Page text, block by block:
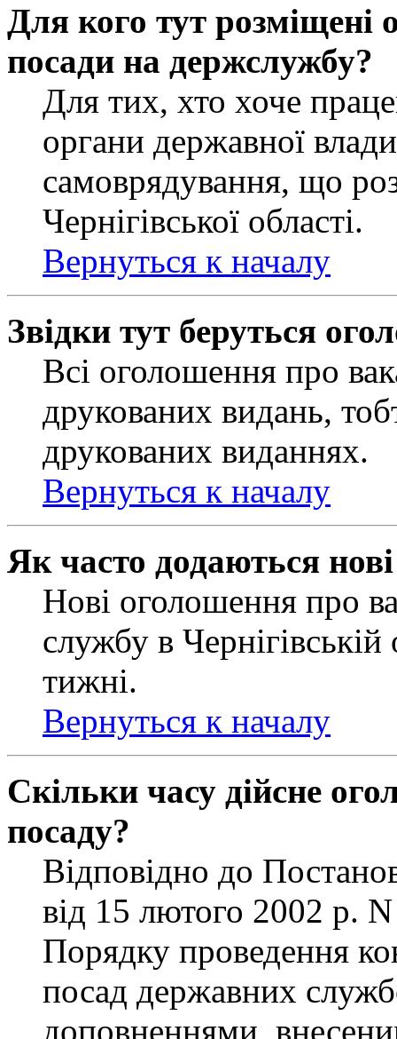
Для кого тут розміщені
посади на держслужбу?
Для тих, хто хоче
органи державної
самоврядування, що
Чернігівської області.
Вернуться к началу
Звідки тут беруться
Всі оголошення про
друкованих видань,
друкованих виданнях.
Вернуться к началу
Як часто додаються
Нові оголошення про
службу в
тижні.
Вернуться к началу
Скільки часу дійсне
посаду?
Відповідно до
від 15 лютого 2002 р.
Порядку проведення
посад державних
доповненнями,